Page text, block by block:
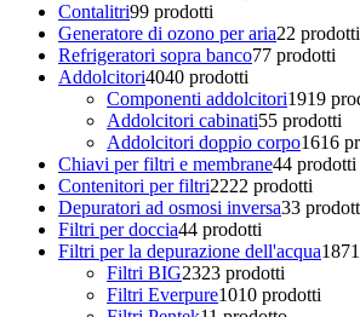
Contalitri99 prodotti
Generatore di ozono per aria22 prodotti
Refrigeratori sopra banco77 prodotti
Addolcitori4040 prodotti
Componenti addolcitori1919
Addolcitori cabinati55 prodotti
Addolcitori doppio corpo1616
Chiavi per filtri e membrane44 prodotti
Contenitori per filtri2222 prodotti
Depuratori ad osmosi inversa33
Filtri per doccia44 prodotti
Filtri per la depurazione dell'acqua187
Filtri BIG2323 prodotti
Filtri Everpure1010 prodotti